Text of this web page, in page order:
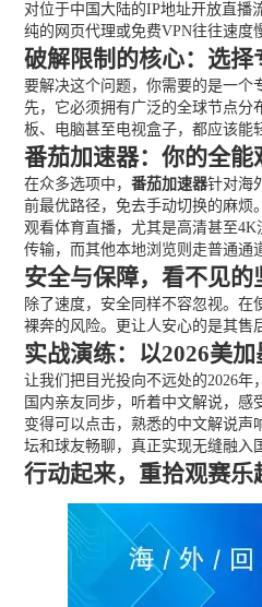
对位于中国大陆的IP地址开放直播
纯的网页代理或免费VPN往往速度
破解限制的核心：选择
要解决这个问题，你需要的是一个
先，它必须拥有广泛的全球节点分
板、电脑甚至电视盒子，都应该能
番茄加速器：你的全能
在众多选项中， 番茄加速器针对海
前最优路径，免去手动切换的麻烦
观看体育直播，尤其是高清甚至4K
传输，而其他本地浏览则走普通通
安全与保障，看不见的
除了速度，安全同样不容忽视。在
裸奔的风险。更让人安心的是其售
实战演练：以2026美加
让我们把目光投向不远处的2026
国内亲友同步，听着中文解说，
变得可以点击，熟悉的中文解说
坛和球友畅聊，真正实现无缝融入
行动起来，重拾观赛乐